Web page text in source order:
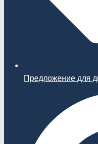
Предложение для